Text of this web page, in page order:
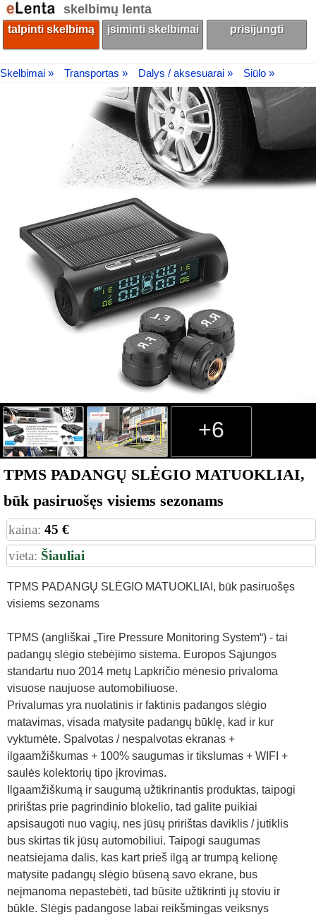
skelbimų lenta
talpinti skelbimą įsiminti skelbimai prisijungti
Skelbimai » Transportas » Dalys / aksesuarai » Siūlo »
+6
TPMS PADANGŲ SLĖGIO MATUOKLIAI,
būk pasiruošęs visiems sezonams
kaina: 45 €
vieta: Šiauliai
TPMS PADANGŲ SLĖGIO MATUOKLIAI, būk pasiruošęs
visiems sezonams
TPMS (angliškai „Tire Pressure Monitoring System“) - tai
padangų slėgio stebėjimo sistema. Europos Sąjungos
standartu nuo 2014 metų Lapkričio mėnesio privaloma
visuose naujuose automobiliuose.
Privalumas yra nuolatinis ir faktinis padangos slėgio
matavimas, visada matysite padangų būklę, kad ir kur
vyktumėte. Spalvotas / nespalvotas ekranas +
ilgaamžiškumas + 100% saugumas ir tikslumas + WIFI +
saulės kolektorių tipo įkrovimas.
Ilgaamžiškumą ir saugumą užtikrinantis produktas, taipogi
pririštas prie pagrindinio blokelio, tad galite puikiai
apsisaugoti nuo vagių, nes jūsų pririštas daviklis / jutiklis
bus skirtas tik jūsų automobiliui. Taipogi saugumas
neatsiejama dalis, kas kart prieš ilgą ar trumpą kelionę
matysite padangų slėgio būseną savo ekrane, bus
neįmanoma nepastebėti, tad būsite užtikrinti jų stoviu ir
būkle. Slėgis padangose labai reikšmingas veiksnys